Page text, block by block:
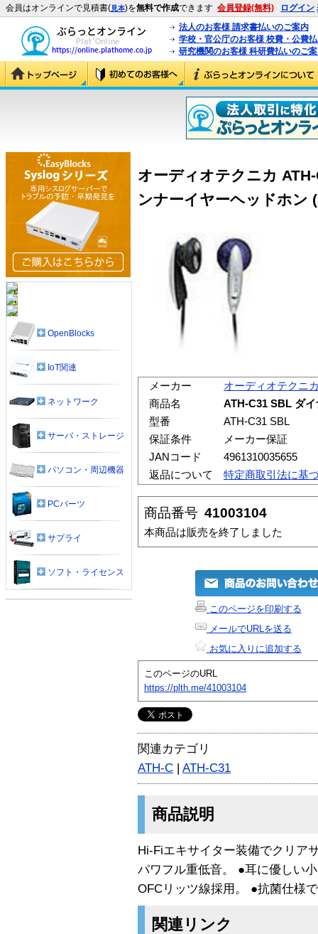
会員はオンラインで見積書(見本)を無料で作成できます 会員登録(無料) ログイン
法人のお客様 請求書払いのご案内
学校・官公庁のお客様 校費・公費
研究機関のお客様 科研費払いのご
オーディオテクニカ
ンナーイヤーヘッドホン
メーカー
オーディオテクニ
商品名
ATH-C31 SBL ダ
型番
ATH-C31 SBL
保証条件
メーカー保証
JANコード
4961310035655
返品について
特定商取引法に基
商品番号 41003104
本商品は販売を終了しました
このページを印刷する
メールでURLを送る
お気に入りに追加する
このページのURL
https://plth.me/41003104
関連カテゴリ
ATH-C | ATH-C31
商品説明
Hi-Fiエキサイター装備でクリア
パワフル重低音。 ●耳に優しい
OFCリッツ線採用。 ●抗菌仕様
関連リンク
OpenBlocks
IoT関連
ネットワーク
サーバ・ストレージ
パソコン・周辺機器
PCパーツ
サプライ
ソフト・ライセンス